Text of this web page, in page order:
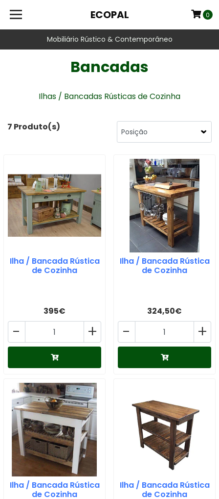
Mobiliário Rústico & Contemporâneo
ECOPAL 0
Bancadas
Ilhas / Bancadas Rústicas de Cozinha
7 Produto(s)
Ilha / Bancada Rústica
de Cozinha
395€
+
-
Ilha / Bancada Rústica
de Cozinha
324,50€
+
-
Ilha / Bancada Rústica
de Cozinha
Ilha / Bancada Rústica
de Cozinha